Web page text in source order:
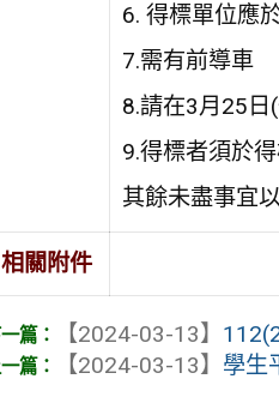
6. 得標單位應
7.需有前導車
8.請在3月25日
9.得標者須於
其餘未盡事宜
相關附件
【2024-03-13】
【2024-03-13】 學生